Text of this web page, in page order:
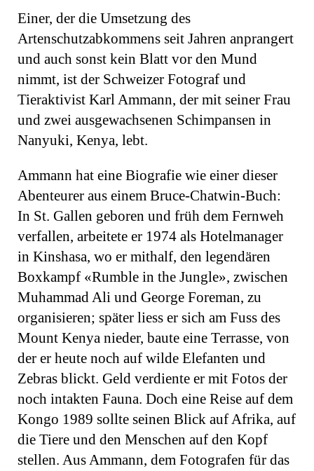
Einer, der die Umsetzung des
Artenschutzabkommens seit Jahren anprangert
und auch sonst kein Blatt vor den Mund
nimmt, ist der Schweizer Fotograf und
Tieraktivist Karl Ammann, der mit seiner Frau
und zwei ausgewachsenen Schimpansen in
Nanyuki, Kenya, lebt.
Ammann hat eine Biografie wie einer dieser
Abenteurer aus einem Bruce-Chatwin-Buch:
In St. Gallen geboren und früh dem Fernweh
verfallen, arbeitete er 1974 als Hotelma­nager
in Kinshasa, wo er mithalf, den legendären
Boxkampf «Rumble in the Jungle», zwischen
Muhammad Ali und George Foreman, zu
organisieren; später liess er sich am Fuss des
Mount Kenya nieder, baute eine Terrasse, von
der er heute noch auf wilde Elefanten und
Zebras blickt. Geld verdiente er mit Fotos der
noch intakten Fauna. Doch eine Reise auf dem
Kongo 1989 sollte seinen Blick auf Afrika, auf
die Tiere und den Menschen auf den Kopf
stellen. Aus Ammann, dem Fotografen für das